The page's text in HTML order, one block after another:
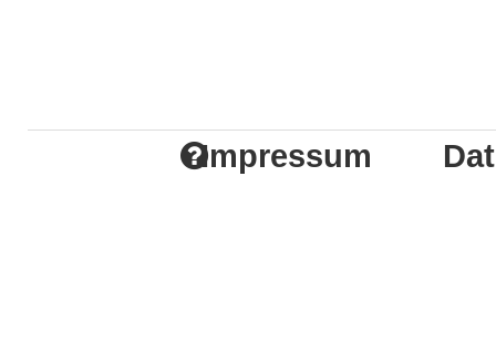
Impressum